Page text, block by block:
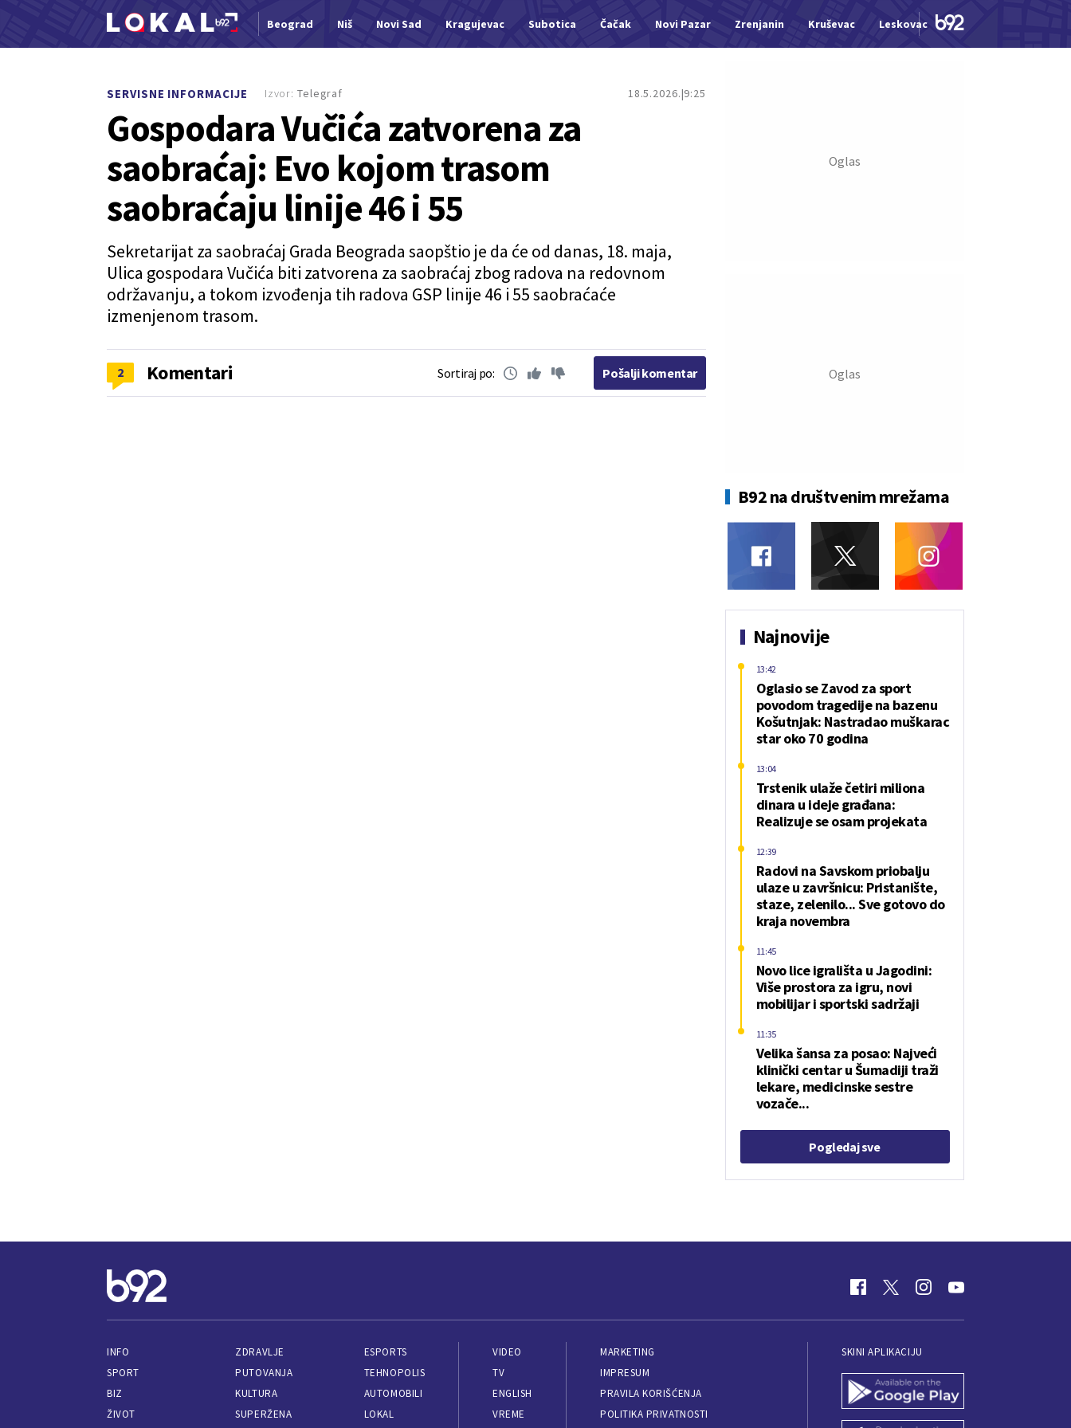
Beograd Niš Novi Sad Kragujevac Subotica Čačak Novi Pazar Zrenjanin Kruševac Leskovac Jagodina
SERVISNE INFORMACIJE 18.5.2026. 9:25
Gospodara Vučića zatvorena za
saobraćaj: Evo kojom trasom
saobraćaju linije 46 i 55
Sekretarijat za saobraćaj Grada Beograda saopštio je da će od danas, 18. maja,
Ulica gospodara Vučića biti zatvorena za saobraćaj zbog radova na redovnom
održavanju, a tokom izvođenja tih radova GSP linije 46 i 55 saobraćaće
izmenjenom trasom.
Izvor: Telegraf
2 Komentari Sortiraj po: Pošalji komentar
B92 na društvenim mrežama
Najnovije
Oglasio se Zavod za sport
povodom tragedije na bazenu
Košutnjak: Nastradao muškarac
star oko 70 godina
13:42
Trstenik ulaže četiri miliona
dinara u ideje građana:
Realizuje se osam projekata
13:04
Radovi na Savskom priobalju
ulaze u završnicu: Pristanište,
staze, zelenilo... Sve gotovo do
kraja novembra
12:39
Novo lice igrališta u Jagodini:
Više prostora za igru, novi
mobilijar i sportski sadržaji
11:45
Velika šansa za posao: Najveći
klinički centar u Šumadiji traži
lekare, medicinske sestre
vozače...
11:35
Pogledaj sve
INFO
SPORT
BIZ
ŽIVOT
ZDRAVLJE
PUTOVANJA
KULTURA
SUPERŽENA
ESPORTS
TEHNOPOLIS
AUTOMOBILI
LOKAL
VIDEO
TV
ENGLISH
VREME
MARKETING
IMPRESUM
PRAVILA KORIŠĆENJA
POLITIKA PRIVATNOSTI
SKINI APLIKACIJU